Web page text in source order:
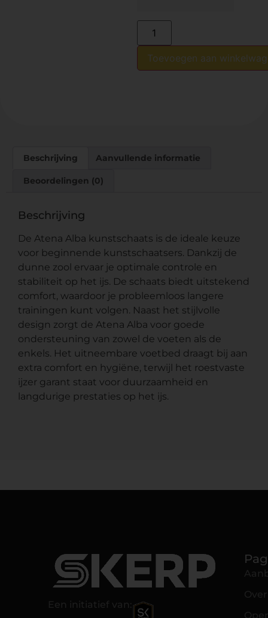
Toevoegen aan
Beschrijving Aanvullende informatie
Beoordelingen (0)
Beschrijving
De Atena Alba kunstschaats is de ideale keuze
voor beginnende kunstschaatsers. Dankzij de
dunne zool ervaar je optimale controle en
stabiliteit op het ijs. De schaats biedt uitstekend
comfort, waardoor je probleemloos langere
trainingen kunt volgen. Naast het stijlvolle
design zorgt de Atena Alba voor goede
ondersteuning van zowel de voeten als de
enkels. Het uitneembare voetbed draagt bij aan
extra comfort en hygiëne, terwijl het roestvaste
ijzer garant staat voor duurzaamheid en
langdurige prestaties op het ijs.